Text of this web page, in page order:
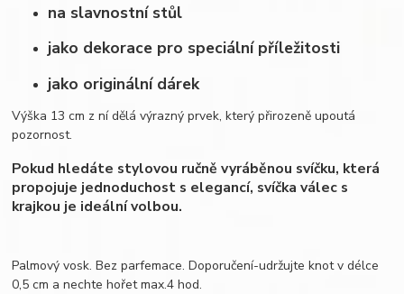
na slavnostní stůl
jako dekorace pro speciální příležitosti
jako originální dárek
Výška 13 cm z ní dělá výrazný prvek, který přirozeně upoutá
pozornost.
Pokud hledáte stylovou ručně vyráběnou svíčku, která
propojuje jednoduchost s elegancí, svíčka válec s
krajkou je ideální volbou.
Palmový vosk. Bez parfemace. Doporučení-udržujte knot v délce
0,5 cm a nechte hořet max.4 hod.